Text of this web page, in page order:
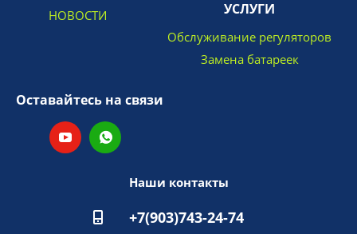
НОВОСТИ
УСЛУГИ
Обслуживание регуляторов
Замена батареек
Оставайтесь на связи
Наши контакты
+7(903)743-24-74